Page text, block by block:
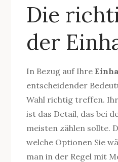
Die
der
In Bezug auf Ihre
entscheidender
Wahl richtig treffen.
ist das Detail, das bei
meisten zählen sollte.
welche Optionen Sie
man in der Regel mit